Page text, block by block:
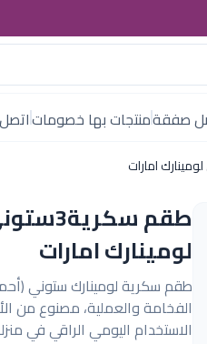
صفقةمنتجات بها خصومات
طقم
لومينارك امارات
الفخامة والعملية، مصنوع من
الاستخدام اليومي الراقي في